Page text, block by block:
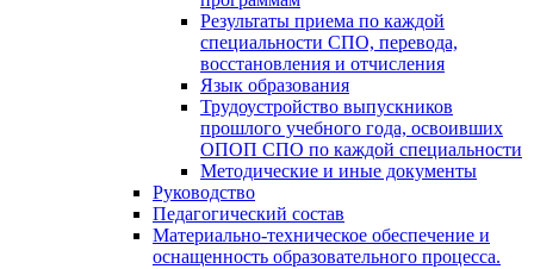
Результаты приема по каждой
специальности СПО, перевода,
восстановления и отчисления
Язык образования
Трудоустройство выпускников
прошлого учебного года, освоивших
ОПОП СПО по каждой специальности
Методические и иные документы
Руководство
Педагогический состав
Материально-техническое обеспечение и
оснащенность образовательного процесса.